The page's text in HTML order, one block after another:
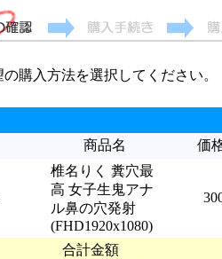
購入方法を選択してください。
商品名 価
椎名りく 糞穴最
高 女子生鬼アナ
ル鼻の穴発射
(FHD1920x1080)
合計金額